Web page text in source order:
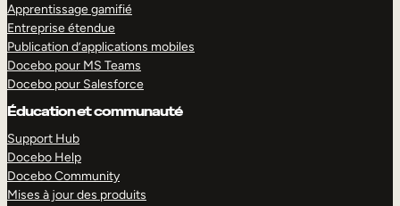
Apprentissage gamifié
Entreprise étendue
Publication d’applications mobiles
Docebo pour MS Teams
Docebo pour Salesforce
Éducation et communauté
Support Hub
Docebo Help
Docebo Community
Mises à jour des produits